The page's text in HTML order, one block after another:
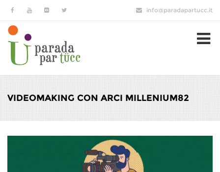
Salta al contenuto principale info@paradapartucc.it
VIDEOMAKING CON ARCI MILLENIUM82